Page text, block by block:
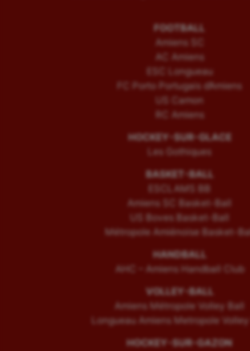
FOOTBALL
Amiens SC
AC Amiens
ESC Longueau
FC Porto Portugais d’Amiens
US Camon
RC Amiens
HOCKEY-SUR-GLACE
Les Gothiques
BASKET-BALL
ESCLAMS BB
Amiens SC Basket-Ball
US Boves Basket-Ball
Métropole Amiénoise Basket-
HANDBALL
AHC – Amiens Handball Club
VOLLEY-BALL
Amiens Métropole Volley Ball
Longueau Amiens Metropole
HOCKEY-SUR-GAZON